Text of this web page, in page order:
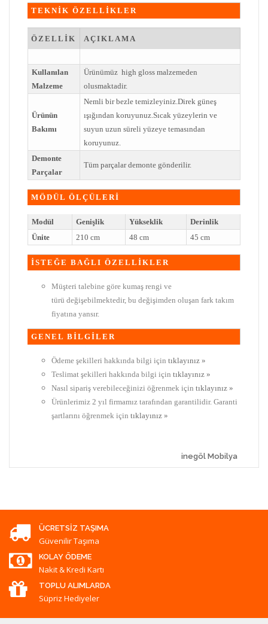
TEKNİK ÖZELLİKLER
ÖZELLİK AÇIKLAMA
Kullanılan
Malzeme
Ürünümüz high gloss malzemeden
olusmaktadir.
Ürünün
Bakımı
Nemli bir bezle temizleyiniz.Direk güneş
ışığından koruyunuz.Sıcak yüzeylerin ve
suyun uzun süreli yüzeye temasından
koruyunuz.
Demonte
Parçalar
Tüm parçalar demonte gönderilir.
MÖDÜL ÖLÇÜLERİ
Modül Genişlik Yükseklik
Derinlik
Ünite
210 cm 48 cm 45 cm
İSTEĞE BAĞLI ÖZELLİKLER
Müşteri talebine göre kumaş rengi ve
türü değişebilmektedir, bu değişimden oluşan fark takım
fiyatına yansır.
GENEL BİLGİLER
Ödeme şekilleri hakkında bilgi için tıklayınız »
Teslimat şekilleri hakkında bilgi için tıklayınız »
Nasıl sipariş verebileceğinizi öğrenmek için tıklayınız »
Ürünlerimiz 2 yıl firmamız tarafından garantilidir. Garanti
şartlarını öğrenmek için tıklayınız »
inegöl Mobilya
ÜCRETSIZ TAŞIMA
Güvenilir Taşıma
KOLAY ÖDEME
Nakit & Kredi Kartı
TOPLU ALIMLARDA
Süpriz Hediyeler